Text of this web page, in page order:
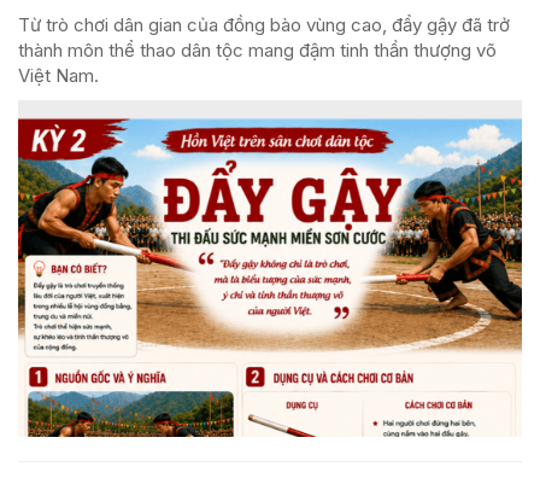
Từ trò chơi dân gian của đồng bào vùng cao, đẩy gậy đã trở
thành môn thể thao dân tộc mang đậm tinh thần thượng võ
Việt Nam.